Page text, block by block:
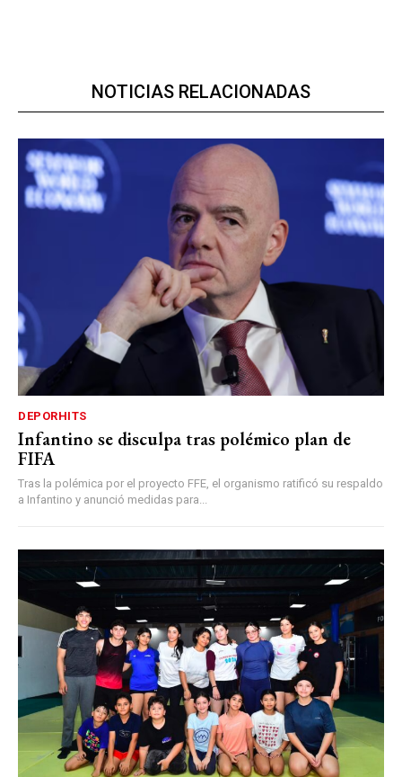
NOTICIAS RELACIONADAS
DEPORHITS
Infantino se disculpa tras polémico plan de
FIFA
Tras la polémica por el proyecto FFE, el organismo ratificó su respaldo
a Infantino y anunció medidas para...